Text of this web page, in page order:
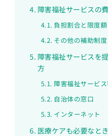
障害福祉サービスの
負担割合と限度額
その他の補助制度
障害福祉サービスを
方
障害福祉サービ
自治体の窓口
インターネット
医療ケアも必要なと